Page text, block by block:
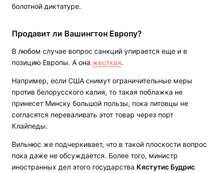
болотной диктатуре.
Продавит ли Вашингтон Европу?
В любом случае вопрос санкций упирается еще и в
позицию Европы. А она жесткая.
Например, если США снимут ограничительные меры
против белорусского калия, то такая поблажка не
принесет Минску большой пользы, пока литовцы не
согласятся переваливать этот товар через порт
Клайпеды.
Вильнюс же подчеркивает, что в такой плоскости вопрос
пока даже не обсуждается. Более того, министр
иностранных дел этого государства Кястутис Будрис